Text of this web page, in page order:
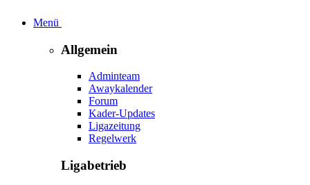
Menü
Allgemein
Adminteam
Awaykalender
Forum
Kader-Updates
Ligazeitung
Regelwerk
Ligabetrieb